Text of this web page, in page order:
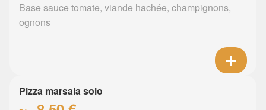
Base sauce tomate, viande hachée, champignons,
ognons
Pizza marsala solo